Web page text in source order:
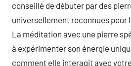
conseillé de débuter par des
universellement reconnues pour
La méditation avec une pierre
à expérimenter son énergie
comment elle interagit avec